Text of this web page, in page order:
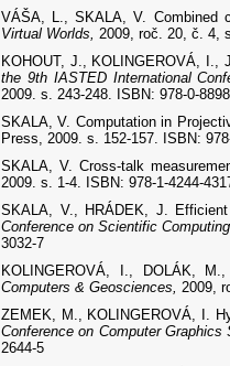
VÁŠA, L., SKALA, V. Combined
Virtual Worlds, 2009, roč. 20, č. 4,
KOHOUT, J., KOLINGEROVÁ, I.,
the 9th IASTED International
2009. s. 243-248. ISBN: 978-0-
SKALA, V. Computation in
Press, 2009. s. 152-157. ISBN:
SKALA, V. Cross-talk
2009. s. 1-4. ISBN: 978-1-4244-
SKALA, V., HRÁDEK, J.
Conference on Scientific
3032-7
KOLINGEROVÁ, I., DOLÁK,
Computers & Geosciences, 2009,
ZEMEK, M., KOLINGEROVÁ, I.
Conference on Computer
2644-5